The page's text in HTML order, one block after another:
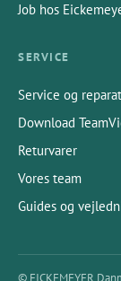
Job hos
SERVICE
Service og
Download
Returvarer
Vores team
Guides og
© EICKEMEYER